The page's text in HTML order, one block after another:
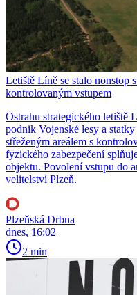
Letiště Líně se stalo nonstop
kontrolovaným vstupem
Ostrahu strategického letiště
podnik Vojenské lesy a
střeženým areálem s
fyzického zabezpečení
objektu. Povolení vstupu do
velitelství Plzeň.
Plzeňská Drbna
dnes, 16:02
2 min